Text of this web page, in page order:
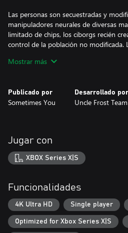
Las personas son secuestradas y
manipuladores neurales de diversas
limitado de chips, los ciborgs recién
control de la población no modificada.
oposición se está debilitando.
profundidades de los eventos,
escapar de las garras de la corporación.
Jugabilidad
Avanza más en los niveles,
comunes, ciborgs poderosos, máquinas
las habilidades del personaje. Estarás
acción.
Sistema de mejora
Mostrar más
Publicado por
Sometimes You
Desarrollado por
Uncle Frost Team
Jugar con
XBOX Series X|S
Funcionalidades
4K Ultra HD Single player
Optimized for Xbox Series X|S